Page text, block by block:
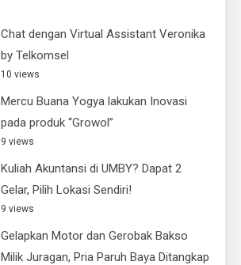
Chat dengan Virtual Assistant Veronika
by Telkomsel
10 views
Mercu Buana Yogya lakukan Inovasi
pada produk “Growol”
9 views
Kuliah Akuntansi di UMBY? Dapat 2
Gelar, Pilih Lokasi Sendiri!
9 views
Gelapkan Motor dan Gerobak Bakso
Milik Juragan, Pria Paruh Baya Ditangkap